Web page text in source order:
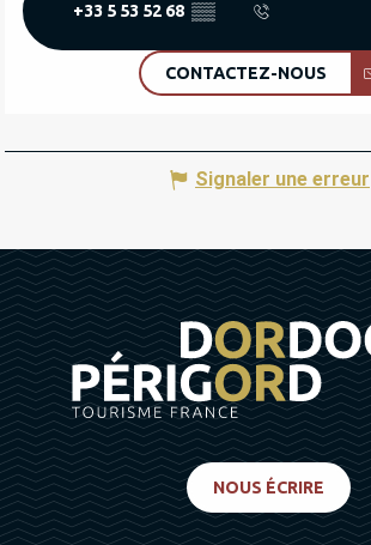
+33 5 53 52 68 ▒▒
CONTACTEZ-NOUS
Signaler une erreur
NOUS ÉCRIRE